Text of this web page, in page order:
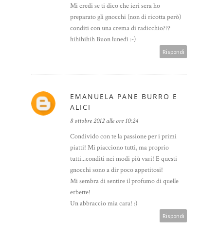
Mi credi se ti dico che ieri sera ho
preparato gli gnocchi (non di ricotta però)
conditi con una crema di radicchio???
hihihihih Buon lunedì :-)
Rispondi
EMANUELA PANE BURRO E
ALICI
8 ottobre 2012 alle ore 10:24
Condivido con te la passione per i primi
piatti! Mi piacciono tutti, ma proprio
tutti...conditi nei modi più vari! E questi
gnocchi sono a dir poco appetitosi!
Mi sembra di sentire il profumo di quelle
erbette!
Un abbraccio mia cara! :)
Rispondi